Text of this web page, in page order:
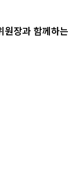
원장과 함께하는